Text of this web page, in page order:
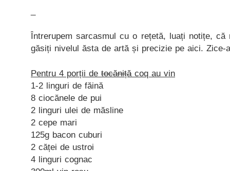
Întrerupem sarcasmul cu o rețetă, luați notițe,
găsiți nivelul ăsta de artă și precizie pe aici. Zice-
Pentru 4 porții de tocănițăcoq au vin
1-2 linguri de făină
8 ciocănele de pui
2 linguri ulei de măsline
2 cepe mari
125g bacon cuburi
2 căței de ustroi
4 linguri cognac